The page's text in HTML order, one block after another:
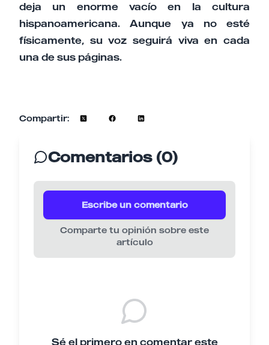
deja un enorme vacío en la cultura
hispanoamericana. Aunque ya no esté
físicamente, su voz seguirá viva en cada
una de sus páginas.
Compartir:
Comentarios (0)
Escribe un comentario
Comparte tu opinión sobre este
artículo
Sé el primero en comentar este